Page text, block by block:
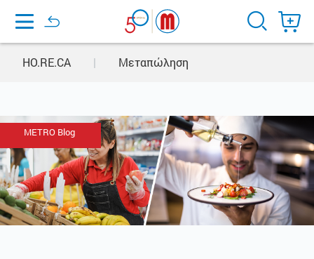
Home
HO.RE.CA | Μεταπώληση
METRO Blog